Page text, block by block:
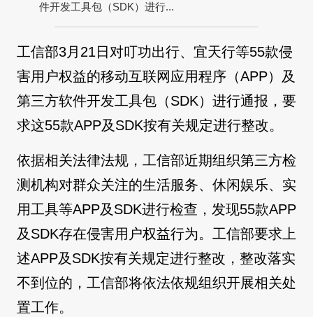
件开发工具包（SDK）进行...
工信部3月21日对叮功出行、宜天行等55款侵
害用户权益的移动互联网应用程序（APP）及
第三方软件开发工具包（SDK）进行通报，要
求这55款APP及SDK按有关规定进行整改。
依据相关法律法规，工信部近期组织第三方检
测机构对群众关注的生活服务、休闲娱乐、实
用工具等APP及SDK进行检查，发现55款APP
及SDK存在侵害用户权益行为。工信部要求上
述APP及SDK按有关规定进行整改，整改落实
不到位的，工信部将依法依规组织开展相关处
置工作。